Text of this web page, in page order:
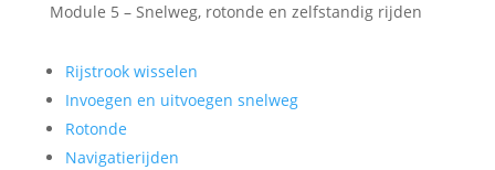
Module 5 – Snelweg, rotonde en zelfstandig rijden
Rijstrook wisselen
Invoegen en uitvoegen snelweg
Rotonde
Navigatierijden